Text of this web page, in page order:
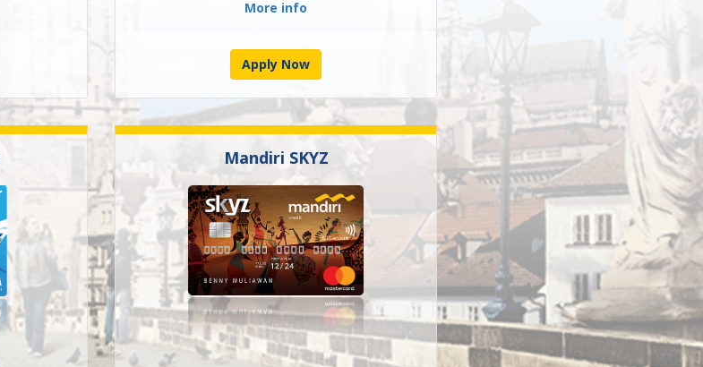
More info
Apply Now
Mandiri SKYZ